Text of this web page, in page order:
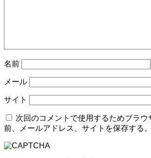
名前
メール
サイト
次回のコメントで使用するためブラウ
前、メールアドレス、サイトを保存する。